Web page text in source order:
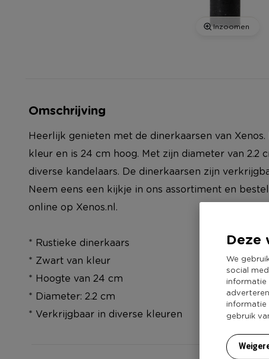
Deze
We
social
informatie
informatie
gebruik
Inzoomen
Omschrijving
Heerlijk genieten met de dinerkaarsen van
kleur en is 24 cm hoog. Met zijn diameter van 2.2
diverse kandelaars. De dinerkaarsen zijn
Neem eens een kijkje in ons assortiment en
online op Xenos.nl.
* Rustieke dinerkaars
* Zwart van kleur
* Hoogte van 24 cm
* Diameter: 2.2 cm
* Verkrijgbaar in diverse kleuren